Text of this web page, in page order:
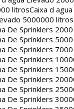
litrosCaixa d
5000000 litros
De Sprinklers
De Sprinklers
De Sprinklers
De Sprinklers
De Sprinklers
De Sprinklers
De Sprinklers
De Sprinklers